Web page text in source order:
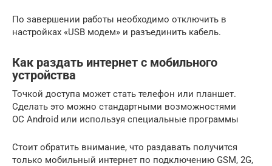
По завершении работы необходимо отключить в
настройках «USB модем» и разъединить кабель.
Как раздать интернет с мобильного
устройства
Точкой доступа может стать телефон или планшет.
Сделать это можно стандартными возможностями
ОС Android или используя специальные программы
Стоит обратить внимание, что раздавать получится
только мобильный интернет по подключению GSM, 2G,